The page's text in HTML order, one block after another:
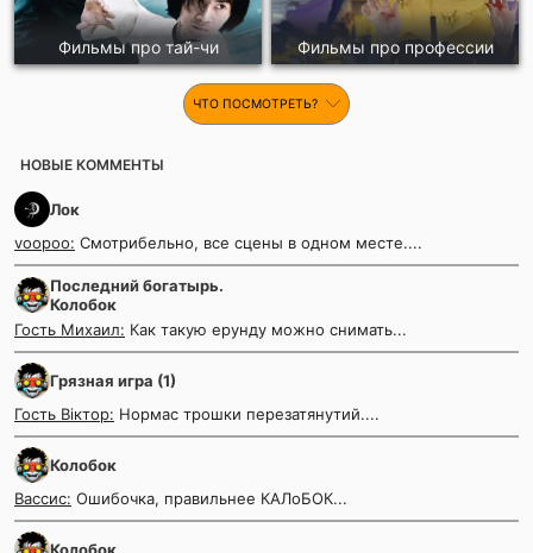
Фильмы про тай-чи Фильмы про профессии
ЧТО ПОСМОТРЕТЬ?
НОВЫЕ КОММЕНТЫ
Лок
voopoo: Смотрибельно, все сцены в одном месте....
Последний богатырь.
Колобок
Гость Михаил: Как такую ерунду можно снимать...
Грязная игра (1)
Гость Віктор: Нормас трошки перезатянутий....
Колобок
Вассис: Ошибочка, правильнее КАЛоБОК...